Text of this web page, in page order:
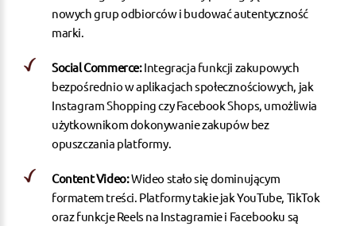
nowych grup odbiorców i budować autentyczność
marki.
Social Commerce:Integracja funkcji zakupowych
bezpośrednio w aplikacjach społecznościowych, jak
Instagram Shopping czy Facebook Shops, umożliwia
użytkownikom dokonywanie zakupów bez
opuszczania platformy.
Content Video:Wideo stało się dominującym
formatem treści. Platformy takie jak YouTube, TikTok
oraz funkcje Reels na Instagramie i Facebooku są